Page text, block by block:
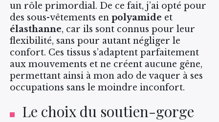
un rôle primordial. De ce fait, j’ai opté pour
des sous-vêtements en polyamide et
élasthanne, car ils sont connus pour leur
flexibilité, sans pour autant négliger le
confort. Ces tissus s’adaptent parfaitement
aux mouvements et ne créent aucune gêne,
permettant ainsi à mon ado de vaquer à ses
occupations sans le moindre inconfort.
Le choix du soutien-gorge